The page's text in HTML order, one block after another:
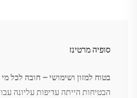
סופיה מרטינז
בטוח למזון ושימושי – חובה לכל
הבטיחות הייתה עדיפות עליונה